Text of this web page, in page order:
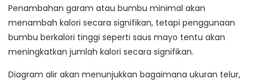
Penambahan garam atau bumbu minimal akan
menambah kalori secara signifikan, tetapi penggunaan
bumbu berkalori tinggi seperti saus mayo tentu akan
meningkatkan jumlah kalori secara signifikan.
Diagram alir akan menunjukkan bagaimana ukuran telur,